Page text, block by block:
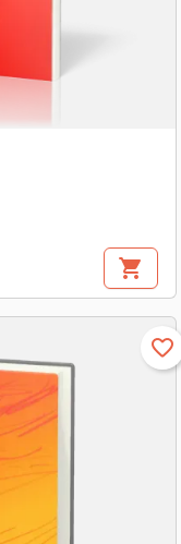
shopping_cart
favorite_border